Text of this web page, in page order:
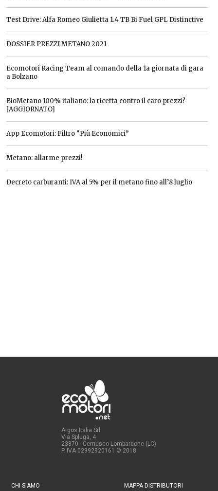
Test Drive: Alfa Romeo Giulietta 1.4 TB Bi Fuel GPL Distinctive
DOSSIER PREZZI METANO 2021
Ecomotori Racing Team al comando della 1a giornata di gara
a Bolzano
BioMetano 100% italiano: la ricetta contro il caro prezzi?
[AGGIORNATO]
App Ecomotori: Filtro “Più Economici”
Metano: allarme prezzi!
Decreto carburanti: IVA al 5% per il metano fino all’8 luglio
Argos Italia Srl
Via Spluga, 4
23870 - Cernusco Lombardone (LC)
P. IVA 02992920161 © 2018
CHI SIAMO MAPPA DISTRIBUTORI